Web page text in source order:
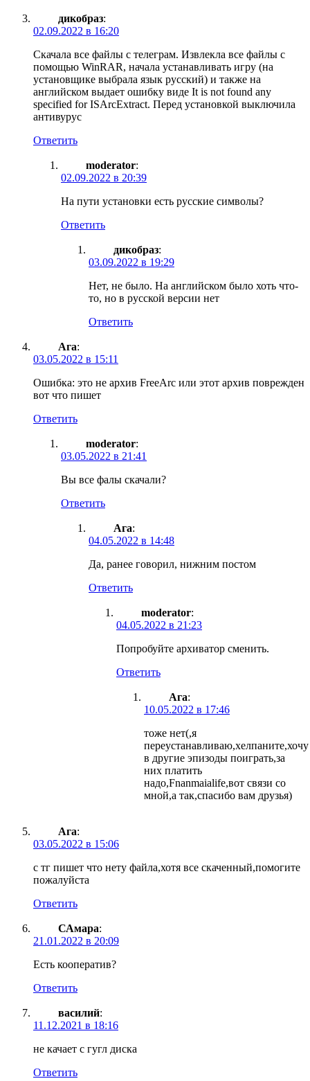
дикобраз:
02.09.2022 в 16:20
Скачала все файлы с телеграм. Извлекла все файлы с
помощью WinRAR, начала устанавливать игру (на
установщике выбрала язык русский) и также на
английском выдает ошибку виде It is not found any
specified for ISArcExtract. Перед установкой выключила
антивурус
Ответить
moderator:
02.09.2022 в 20:39
На пути установки есть русские символы?
Ответить
дикобраз:
03.09.2022 в 19:29
Нет, не было. На английском было хоть что-
то, но в русской версии нет
Ответить
Ага:
03.05.2022 в 15:11
Ошибка: это не архив FreeArc или этот архив поврежден
вот что пишет
Ответить
moderator:
03.05.2022 в 21:41
Вы все фалы скачали?
Ответить
Ага:
04.05.2022 в 14:48
Да, ранее говорил, нижним постом
Ответить
moderator:
04.05.2022 в 21:23
Попробуйте архиватор сменить.
Ответить
Ага:
10.05.2022 в 17:46
тоже нет(,я
переустанавливаю,хелпаните,хочу
в другие эпизоды поиграть,за
них платить
надо,Fnanmaialife,вот связи со
мной,а так,спасибо вам друзья)
Ага:
03.05.2022 в 15:06
с тг пишет что нету файла,хотя все скаченный,помогите
пожалуйста
Ответить
САмара:
21.01.2022 в 20:09
Есть кооператив?
Ответить
василий:
11.12.2021 в 18:16
не качает с гугл диска
Ответить